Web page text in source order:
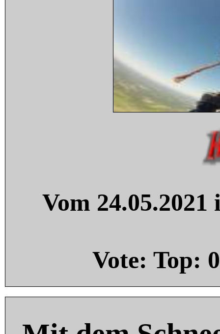
Vom
Vote: Top: 0